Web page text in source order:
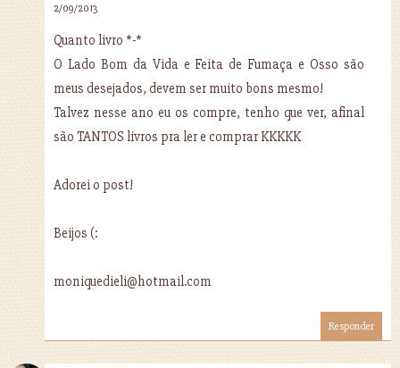
2/09/2013
Quanto livro *-*
O Lado Bom da Vida e Feita de Fumaça e Osso são
meus desejados, devem ser muito bons mesmo!
Talvez nesse ano eu os compre, tenho que ver, afinal
são TANTOS livros pra ler e comprar KKKKK
Adorei o post!
Beijos (:
moniquedieli@hotmail.com
Responder